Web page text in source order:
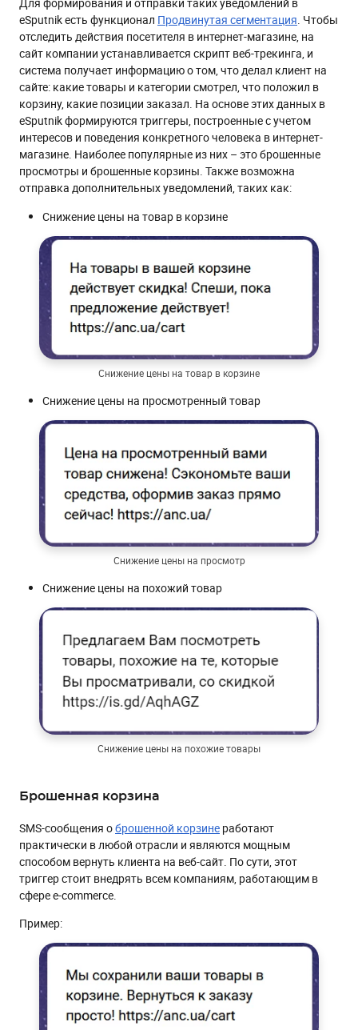
eSputnik есть функционал Продвинутая сегментация . Чтобы
отследить действия посетителя в интернет-магазине, на
сайт компании устанавливается скрипт веб-трекинга, и
система получает информацию о том, что делал клиент на
сайте: какие товары и категории смотрел, что положил в
корзину, какие позиции заказал. На основе этих данных в
eSputnik формируются триггеры, построенные с учетом
интересов и поведения конкретного человека в интернет-
магазине. Наиболее популярные из них – это брошенные
просмотры и брошенные корзины. Также возможна
отправка дополнительных уведомлений, таких как:
Снижение цены на товар в корзине
Снижение цены на товар в корзине
Снижение цены на просмотренный товар
Снижение цены на просмотр
Снижение цены на похожий товар
Снижение цены на похожие товары
Брошенная корзина
SMS-сообщения оброшенной корзине работают
практически в любой отрасли и являются мощным
способом вернуть клиента на веб-сайт. По сути, этот
триггер стоит внедрять всем компаниям, работающим в
сфере e-commerce.
Пример: